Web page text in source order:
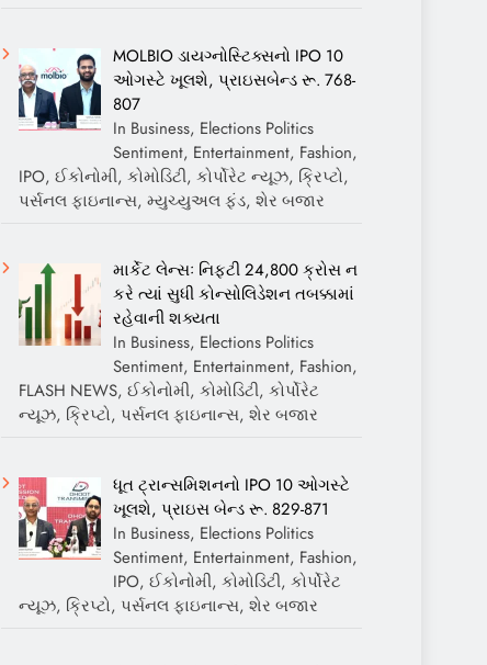
MOLBIO ડાયગ્નોસ્ટિક્સનો IPO 10
ઓગસ્ટે ખૂલશે, પ્રાઇસબેન્ડ રૂ. 768-
807
In Business, Elections Politics
Sentiment, Entertainment, Fashion,
IPO, ઈકોનોમી, કોમોડિટી, કોર્પોરેટ ન્યૂઝ, ક્રિપ્ટો,
પર્સનલ ફાઇનાન્સ, મ્યુચ્યુઅલ ફંડ, શેર બજાર
માર્કેટ લેન્સઃ નિફ્ટી 24,800 ક્રોસ ન
કરે ત્યાં સુધી કોન્સોલિડેશન તબક્કામાં
રહેવાની શક્યતા
In Business, Elections Politics
Sentiment, Entertainment, Fashion,
FLASH NEWS, ઈકોનોમી, કોમોડિટી, કોર્પોરેટ
ન્યૂઝ, ક્રિપ્ટો, પર્સનલ ફાઇનાન્સ, શેર બજાર
ધૂત ટ્રાન્સમિશનનો IPO 10 ઓગસ્ટે
ખૂલશે, પ્રાઇસ બેન્ડ રૂ. 829-871
In Business, Elections Politics
Sentiment, Entertainment, Fashion,
IPO, ઈકોનોમી, કોમોડિટી, કોર્પોરેટ
ન્યૂઝ, ક્રિપ્ટો, પર્સનલ ફાઇનાન્સ, શેર બજાર